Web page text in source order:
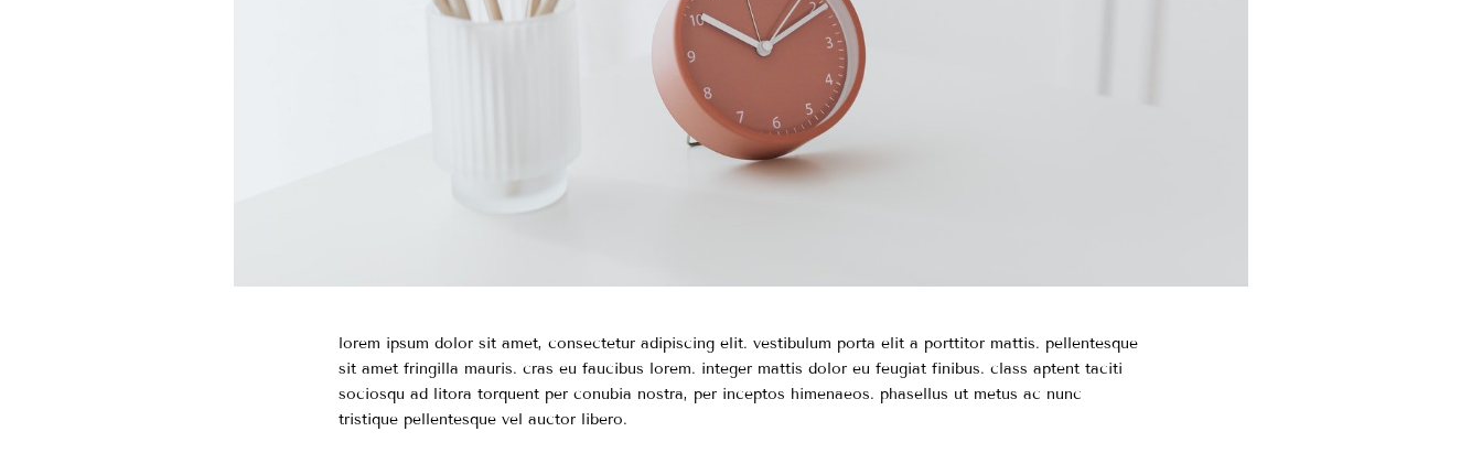
lorem ipsum dolor sit amet, consectetur adipiscing elit. vestibulum porta elit a porttitor mattis. pellentesque
sit amet fringilla mauris. cras eu faucibus lorem. integer mattis dolor eu feugiat finibus. class aptent taciti
sociosqu ad litora torquent per conubia nostra, per inceptos himenaeos. phasellus ut metus ac nunc
tristique pellentesque vel auctor libero.